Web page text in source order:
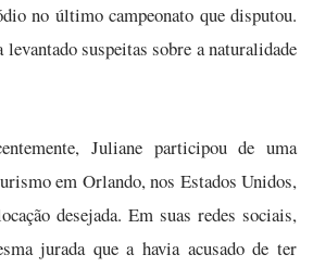
no último campeonato que disputou.
levantado suspeitas sobre a naturalidade
Juliane participou de uma
em Orlando, nos Estados Unidos,
desejada. Em suas redes sociais,
jurada que a havia acusado de ter